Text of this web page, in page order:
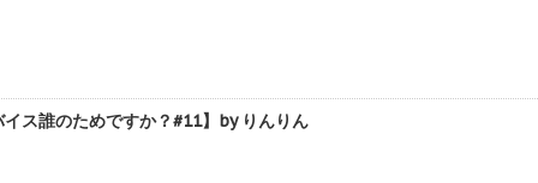
ス誰のためですか？#11】by りんりん